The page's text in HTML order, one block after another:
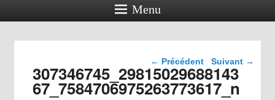
Menu
Navigation dans les
images
← Précédent Suivant →
307346745_29815029688143
67_7584706975263773617_n